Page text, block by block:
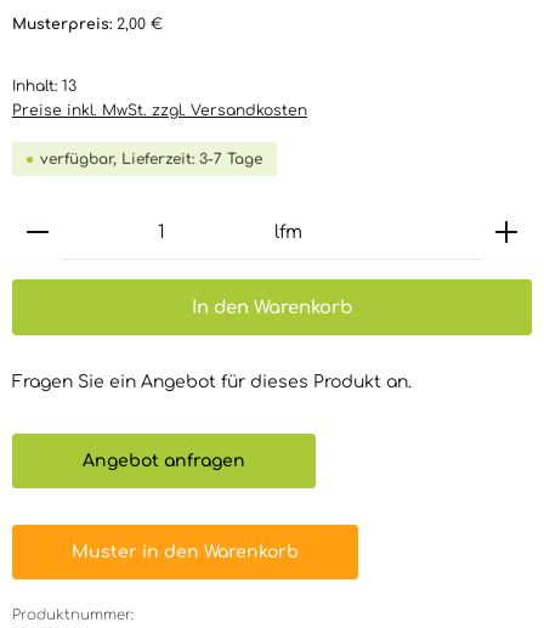
Musterpreis: 2,00 €
Inhalt: 13
Preise inkl. MwSt. zzgl. Versandkosten
verfügbar, Lieferzeit: 3-7 Tage
Produkt Anzahl: Gib den gewünschten Wert
lfm
In den Warenkorb
Fragen Sie ein Angebot für dieses Produkt an.
Angebot anfragen
Muster in den Warenkorb
Produktnummer: